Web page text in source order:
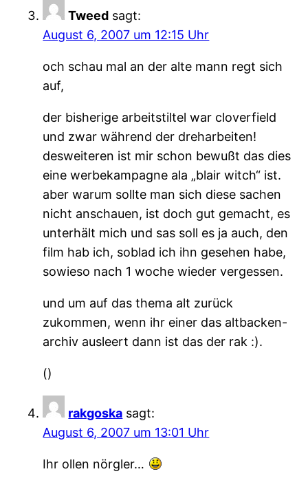
Tweed sagt:
August 6, 2007 um 12:15 Uhr
och schau mal an der alte mann regt sich
auf,
der bisherige arbeitstiltel war cloverfield
und zwar während der dreharbeiten!
desweiteren ist mir schon bewußt das dies
eine werbekampagne ala „blair witch“ ist.
aber warum sollte man sich diese sachen
nicht anschauen, ist doch gut gemacht, es
unterhält mich und sas soll es ja auch, den
film hab ich, soblad ich ihn gesehen habe,
sowieso nach 1 woche wieder vergessen.
und um auf das thema alt zurück
zukommen, wenn ihr einer das altbacken-
archiv ausleert dann ist das der rak :).
()
rakgoska sagt:
August 6, 2007 um 13:01 Uhr
Ihr ollen nörgler…